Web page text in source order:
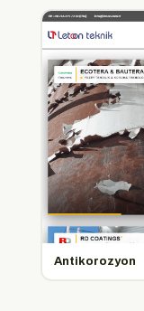
Antikorozyon